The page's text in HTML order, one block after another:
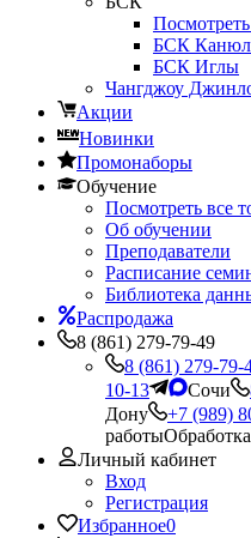
БСК
БСК Иглы
Чангджоу
Акции
Новинки
Промонаборы
Обучение
Посмотреть все
Об обучении
Преподаватели
Расписание
Библиотека
Распродажа
8 (861) 279-79-49
8 (861) 279-79-
10-13
Сочи
Дону
+7 (989)
работы
Личный кабинет
Вход
Регистрация
Избранное0